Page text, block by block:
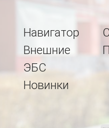
Навигатор
Внешние
ЭБС
Новинки